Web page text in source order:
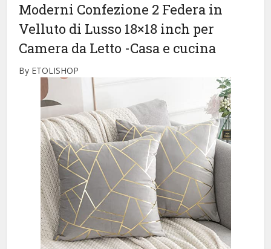
Moderni Confezione 2 Federa in
Velluto di Lusso 18×18 inch per
Camera da Letto -Casa e cucina
By ETOLISHOP